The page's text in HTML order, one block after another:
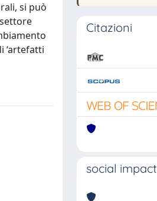
si può
‘artefatti
Citazioni
social impact